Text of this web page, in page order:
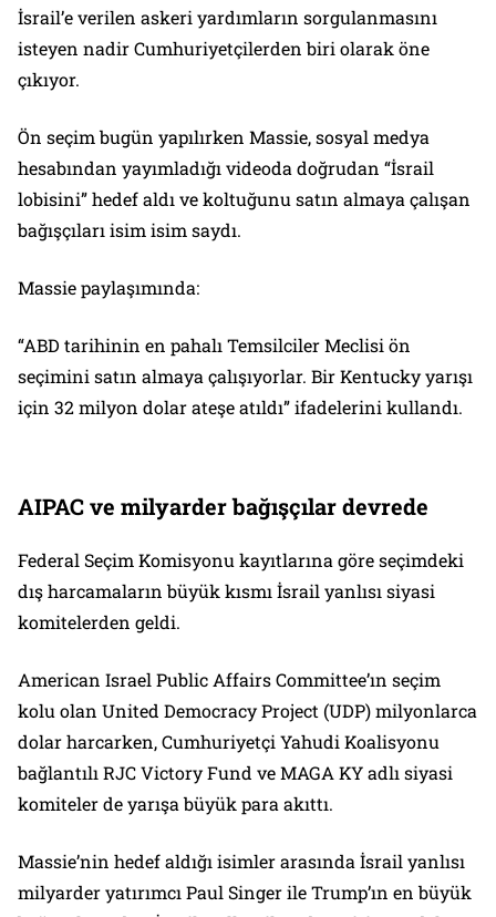
İsrail’e verilen askeri yardımların sorgulanmasını
isteyen nadir Cumhuriyetçilerden biri olarak öne
çıkıyor.
Ön seçim bugün yapılırken Massie, sosyal medya
hesabından yayımladığı videoda doğrudan “İsrail
lobisini” hedef aldı ve koltuğunu satın almaya çalışan
bağışçıları isim isim saydı.
Massie paylaşımında:
“ABD tarihinin en pahalı Temsilciler Meclisi ön
seçimini satın almaya çalışıyorlar. Bir Kentucky yarışı
için 32 milyon dolar ateşe atıldı” ifadelerini kullandı.
AIPAC ve milyarder bağışçılar devrede
Federal Seçim Komisyonu kayıtlarına göre seçimdeki
dış harcamaların büyük kısmı İsrail yanlısı siyasi
komitelerden geldi.
American Israel Public Affairs Committee’ın seçim
kolu olan United Democracy Project (UDP) milyonlarca
dolar harcarken, Cumhuriyetçi Yahudi Koalisyonu
bağlantılı RJC Victory Fund ve MAGA KY adlı siyasi
komiteler de yarışa büyük para akıttı.
Massie’nin hedef aldığı isimler arasında İsrail yanlısı
milyarder yatırımcı Paul Singer ile Trump’ın en büyük